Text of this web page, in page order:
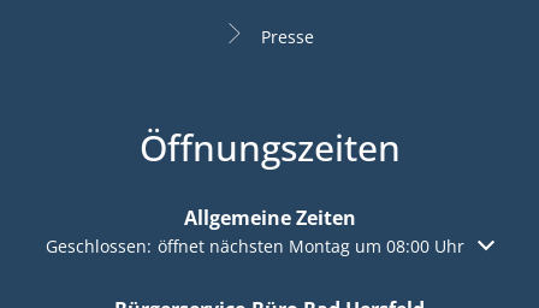
Presse
Öffnungszeiten
Allgemeine Zeiten
Klicken, um weitere Öffnungs- oder Schließzeiten
Geschlossen: öffnet nächsten Montag um 08:00 Uhr